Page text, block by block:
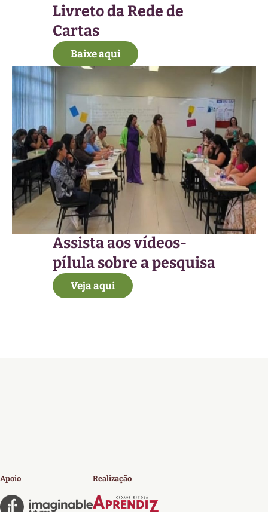
Livreto da Rede de
Cartas
Baixe aqui
Assista aos vídeos-
pílula sobre a pesquisa
Veja aqui
Apoio Realização